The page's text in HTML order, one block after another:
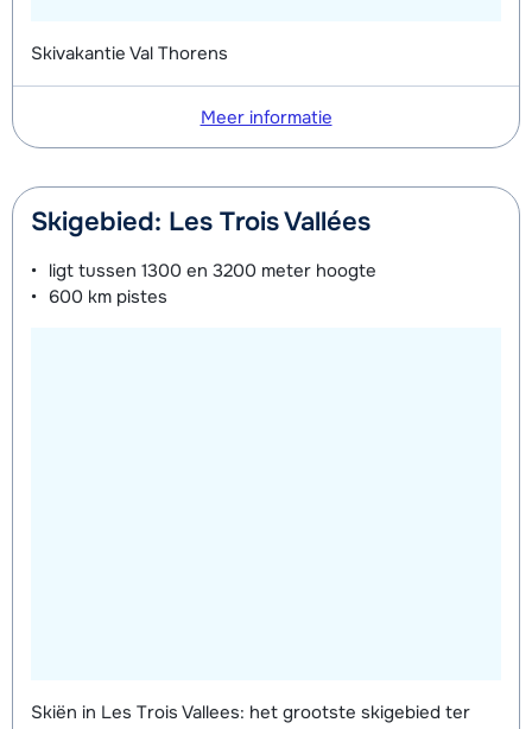
Skivakantie Val Thorens
Meer informatie
Skigebied: Les Trois Vallées
ligt tussen 1300 en 3200 meter hoogte
600 km pistes
Skiën in Les Trois Vallees: het grootste skigebied ter